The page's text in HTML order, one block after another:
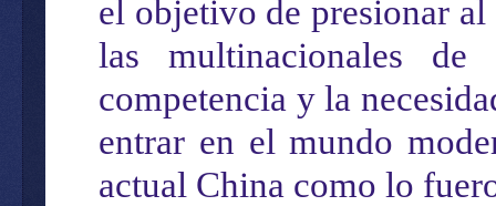
el objetivo de presionar
las multinacionales de
competencia y la
entrar en el mundo
actual China como lo